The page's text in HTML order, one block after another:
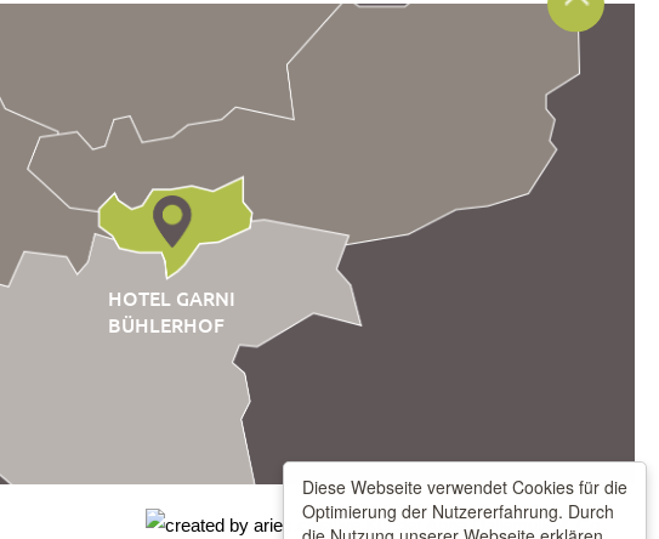
Diese Webseite verwendet Cookies für die
Optimierung der Nutzererfahrung. Durch
HOTEL GARNI
BÜHLERHOF